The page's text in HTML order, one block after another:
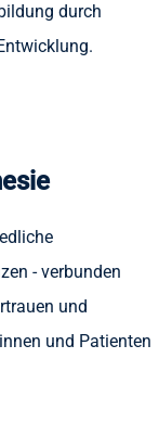
durch
- verbunden
und
und Patienten